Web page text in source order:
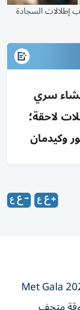
إطلالات السجادة
عشاء سري
لاحقة؛
وكيدمان
قد تسرق السجادة الحمراء لحفل ميت جالا 2026 Met Gala